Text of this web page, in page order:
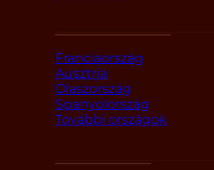
Franciaország
Ausztria
Olaszország
Spanyolország
További országok